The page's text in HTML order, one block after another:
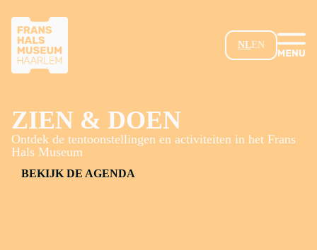
GA NAAR HOOFDINHOUD
NLEN
ZIEN & DOEN
Ontdek de tentoonstellingen en activiteiten in het Frans
Hals Museum
BEKIJK DE AGENDA